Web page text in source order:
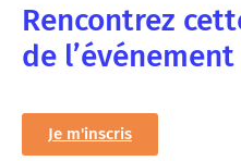
Rencontrez
de l’événement
Je m'inscris